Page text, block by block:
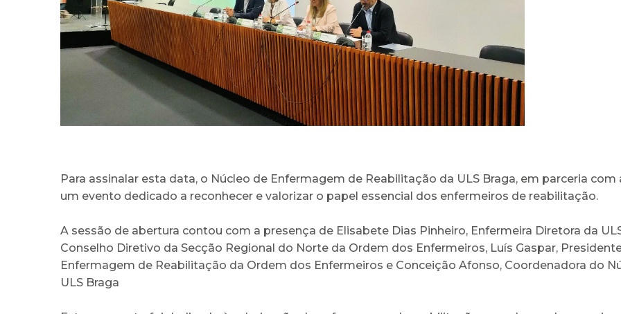
Para assinalar esta data, o Núcleo de Enfermagem de Reabilitação da ULS Braga, em parceria
um evento dedicado a reconhecer e valorizar o papel essencial dos enfermeiros de reabilitação.
A sessão de abertura contou com a presença de Elisabete Dias Pinheiro, Enfermeira Diretora da
Conselho Diretivo da Secção Regional do Norte da Ordem dos Enfermeiros, Luís Gaspar,
Enfermagem de Reabilitação da Ordem dos Enfermeiros e Conceição Afonso, Coordenadora do
ULS Braga